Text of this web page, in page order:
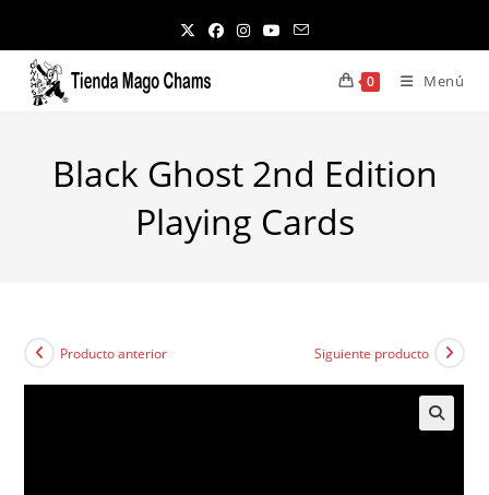
contenido
0 Menú
Black Ghost 2nd Edition
Playing Cards
Producto anterior Siguiente producto